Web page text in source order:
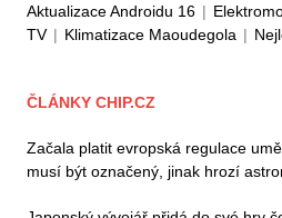
Aktualizace Androidu 16 |
TV | Klimatizace Maoudegola |
ČLÁNKY CHIP.CZ
Začala platit evropská regulace
musí být označený, jinak hrozí